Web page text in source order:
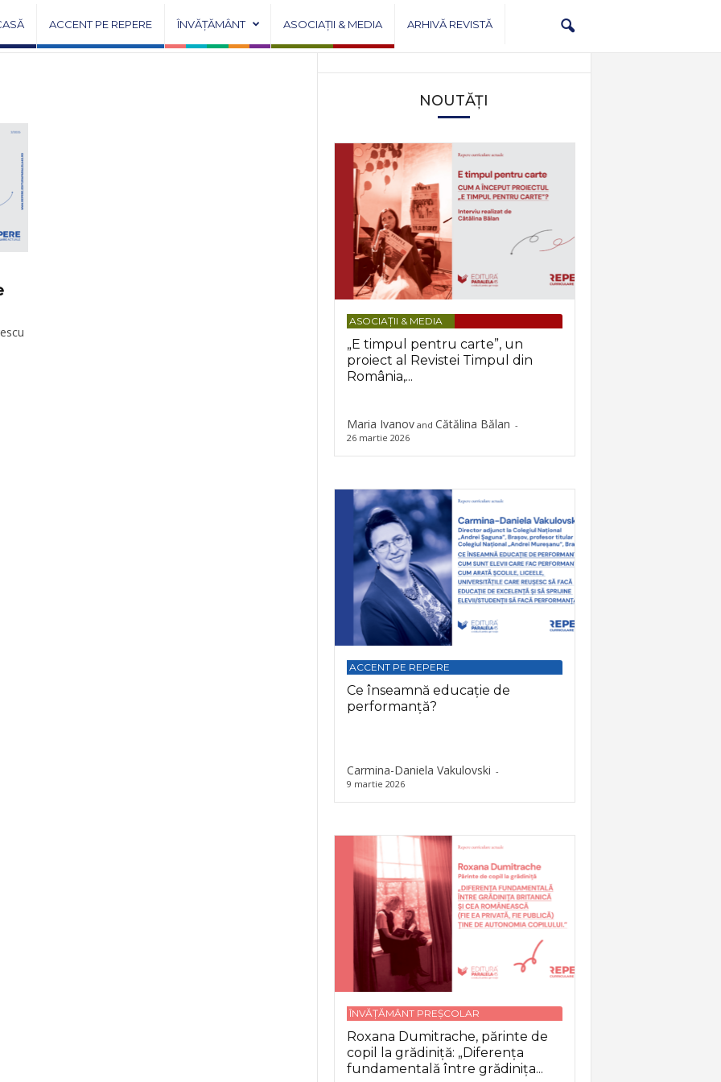
ACCENT PE REPERE ÎNVĂȚĂMÂNT ASOCIAȚII & MEDIA ARHIVĂ REVISTĂ
NOUTĂȚI
ASOCIAȚII & MEDIA
„E timpul pentru carte”, un
proiect al Revistei Timpul din
România,...
Maria Ivanovand Cătălina Bălan -
26 martie 2026
ACCENT PE REPERE
Ce înseamnă educație de
performanță?
Carmina-Daniela Vakulovski -
9 martie 2026
ÎNVĂȚĂMÂNT PREȘCOLAR
Roxana Dumitrache, părinte de
copil la grădiniță: „Diferența
fundamentală între grădinița...